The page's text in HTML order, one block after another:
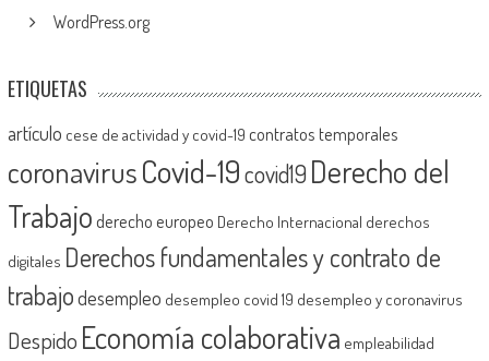
WordPress.org
ETIQUETAS
artículo cese de actividad y covid-19 contratos temporales
coronavirusCovid-19covid19 Derecho del
Trabajoderecho europeo Derecho Internacional derechos
digitales Derechos fundamentales y contrato de
trabajodesempleo desempleo covid 19 desempleo y coronavirus
Despido Economía colaborativa empleabilidad